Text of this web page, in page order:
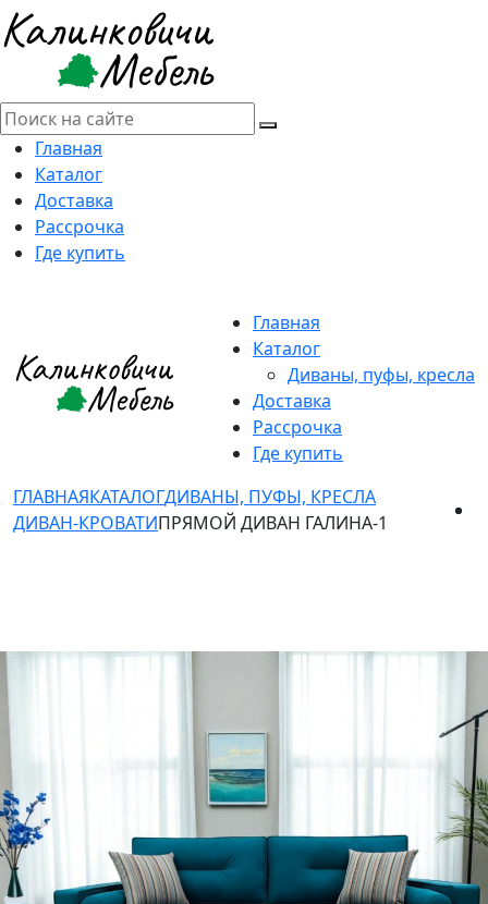
Главная
Каталог
Доставка
Рассрочка
Где купить
Главная
Каталог
Диваны, пуфы, кресла
Доставка
Рассрочка
Где купить
ГЛАВНАЯКАТАЛОГДИВАНЫ, ПУФЫ, КРЕСЛА
ДИВАН-КРОВАТИПРЯМОЙ ДИВАН ГАЛИНА-1